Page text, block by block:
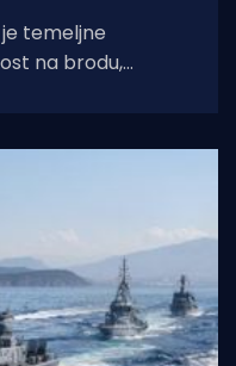
temeljne
na brodu,